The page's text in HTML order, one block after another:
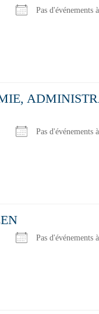
Pas d'événements
Pas d'événements
Pas d'événements